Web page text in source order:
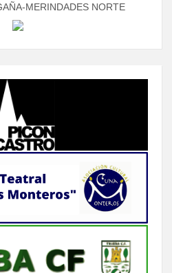
MERINDADES NORTE